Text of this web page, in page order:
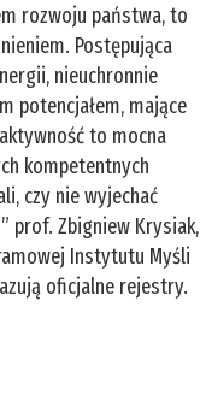
rozwoju państwa, to
Postępująca
nieuchronnie
potencjałem, mające
to mocna
kompetentnych
czy nie wyjechać
prof. Zbigniew Krysiak,
Instytutu Myśli
oficjalne rejestry.